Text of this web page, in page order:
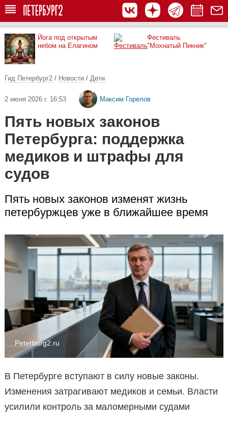
Йога под открытым
небом на Елагином
Фестиваль
"Мохнатый Пикник"
Гид Петербург2 / Новости / Дети
2 июня 2026 г. 16:53 Максим Горелов
Пять новых законов
Петербурга: поддержка
медиков и штрафы для
судов
Пять новых законов изменят жизнь
петербуржцев уже в ближайшее время
Peterburg2.ru
В Петербурге вступают в силу новые законы.
Изменения затрагивают медиков и семьи. Власти
усилили контроль за маломерными судами